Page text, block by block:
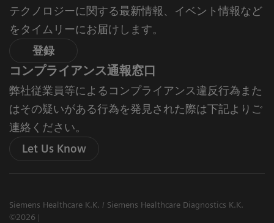
テクノロジーに関する最新情報、イベント情報など
をタイムリーにお届けします。
登録
コンプライアンス通報窓口
弊社従業員等によるコンプライアンス違反行為また
はその疑いがある行為を発見された際は下記よりご
連絡ください。
Let Us Know
Siemens Healthcare K.K. / Siemens Healthcare Diagnostics K.K.
©2026